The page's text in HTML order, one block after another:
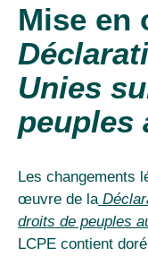
Mise en
Unies
peuples
Les changements
œuvre de la
droits de peuples
LCPE contient